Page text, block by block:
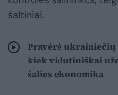
šaltiniai.
Pravėrė ukrainiečių
kiek vidutiniškai
šalies ekonomika